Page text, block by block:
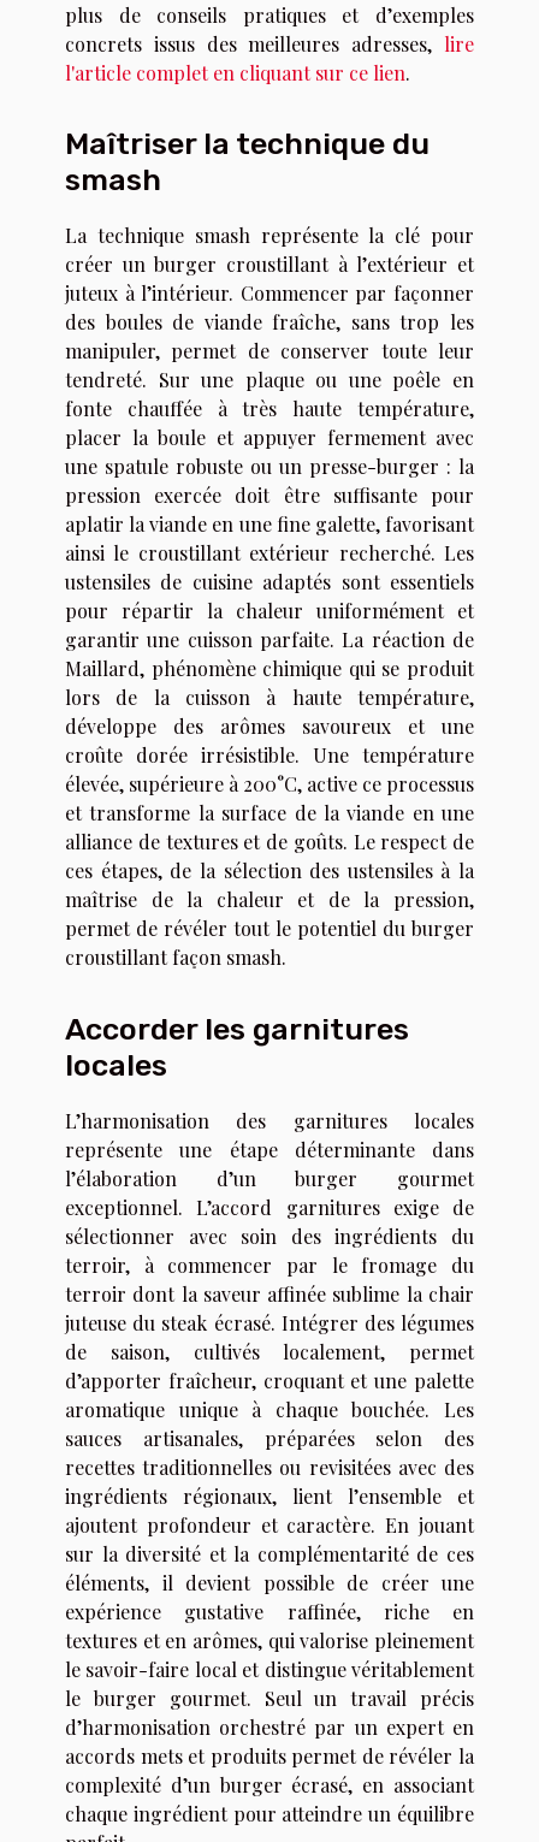
plus de conseils pratiques et d’exemples
concrets issus des meilleures adresses, lire
l'article complet en cliquant sur ce lien.
Maîtriser la technique du
smash
La technique smash représente la clé pour
créer un burger croustillant à l’extérieur et
juteux à l’intérieur. Commencer par façonner
des boules de viande fraîche, sans trop les
manipuler, permet de conserver toute leur
tendreté. Sur une plaque ou une poêle en
fonte chauffée à très haute température,
placer la boule et appuyer fermement avec
une spatule robuste ou un presse-burger : la
pression exercée doit être suffisante pour
aplatir la viande en une fine galette, favorisant
ainsi le croustillant extérieur recherché. Les
ustensiles de cuisine adaptés sont essentiels
pour répartir la chaleur uniformément et
garantir une cuisson parfaite. La réaction de
Maillard, phénomène chimique qui se produit
lors de la cuisson à haute température,
développe des arômes savoureux et une
croûte dorée irrésistible. Une température
élevée, supérieure à 200°C, active ce processus
et transforme la surface de la viande en une
alliance de textures et de goûts. Le respect de
ces étapes, de la sélection des ustensiles à la
maîtrise de la chaleur et de la pression,
permet de révéler tout le potentiel du burger
croustillant façon smash.
Accorder les garnitures
locales
L’harmonisation des garnitures locales
représente une étape déterminante dans
l’élaboration d’un burger gourmet
exceptionnel. L’accord garnitures exige de
sélectionner avec soin des ingrédients du
terroir, à commencer par le fromage du
terroir dont la saveur affinée sublime la chair
juteuse du steak écrasé. Intégrer des légumes
de saison, cultivés localement, permet
d’apporter fraîcheur, croquant et une palette
aromatique unique à chaque bouchée. Les
sauces artisanales, préparées selon des
recettes traditionnelles ou revisitées avec des
ingrédients régionaux, lient l’ensemble et
ajoutent profondeur et caractère. En jouant
sur la diversité et la complémentarité de ces
éléments, il devient possible de créer une
expérience gustative raffinée, riche en
textures et en arômes, qui valorise pleinement
le savoir-faire local et distingue véritablement
le burger gourmet. Seul un travail précis
d’harmonisation orchestré par un expert en
accords mets et produits permet de révéler la
complexité d’un burger écrasé, en associant
chaque ingrédient pour atteindre un équilibre